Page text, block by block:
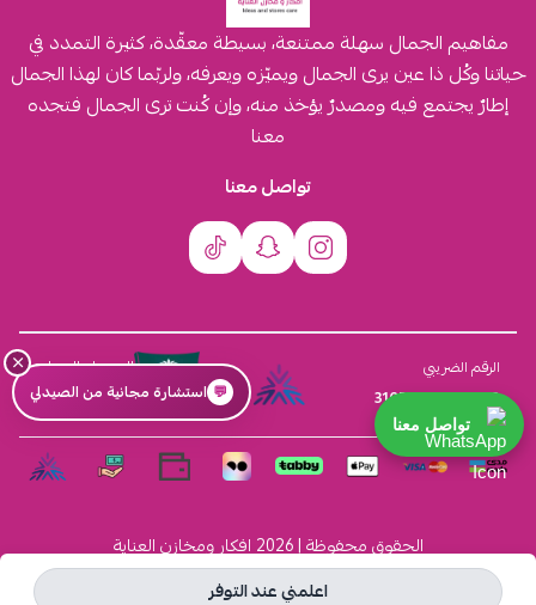
اعلمني عند التوفر
مفاهيم الجمال سهلة ممتنعة، بسيطة معقّدة، كثيرة التمدد في
حياتنا وكُل ذا عين يرى الجمال ويميّزه ويعرفه، ولربّما كان لهذا الجمال
إطارٌ يجتمع فيه ومصدرٌ يؤخذ منه، وإن كُنت ترى الجمال فتجده
معنا
تواصل معنا
الرقم الضريبي
310555259800003
السجل التجاري
4030431116
الحقوق محفوظة | 2026 افكار ومخازن العناية
×
💬 استشارة مجانية من الصيدلي
تواصل معنا